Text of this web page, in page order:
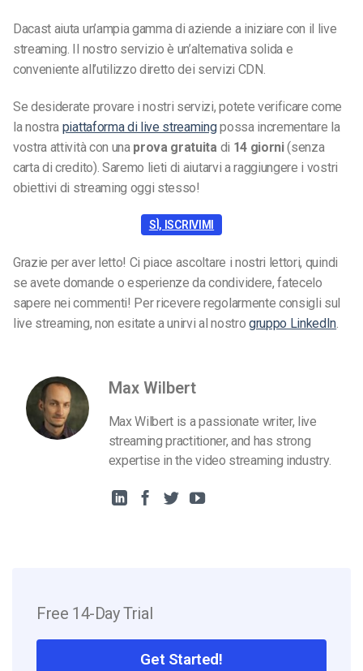
Dacast aiuta un’ampia gamma di aziende a iniziare con il live
streaming. Il nostro servizio è un’alternativa solida e
conveniente all’utilizzo diretto dei servizi CDN.
Se desiderate provare i nostri servizi, potete verificare come
la nostra piattaforma di live streamingpossa incrementare la
vostra attività con unaprova gratuita di 14 giorni(senza
carta di credito). Saremo lieti di aiutarvi a raggiungere i vostri
obiettivi di streaming oggi stesso!
SÌ, ISCRIVIMI
Grazie per aver letto! Ci piace ascoltare i nostri lettori, quindi
se avete domande o esperienze da condividere, fatecelo
sapere nei commenti! Per ricevere regolarmente consigli sul
live streaming, non esitate a unirvi al nostro gruppo LinkedIn.
Max Wilbert
Max Wilbert is a passionate writer, live
streaming practitioner, and has strong
expertise in the video streaming industry.
Free 14-Day Trial
Get Started!